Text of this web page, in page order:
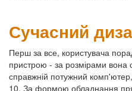
Сучасний
Перш за все, користувача
пристрою - за розмірами
справжній потужний
10. За формою обладнання